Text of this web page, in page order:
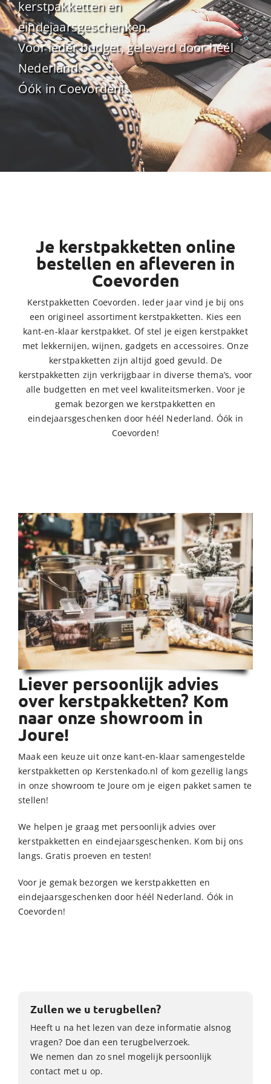
kerstpakketten en
eindejaarsgeschenken.
Voor ieder budget, geleverd door héél
Nederland.
Óók in Coevorden!
Je kerstpakketten online
bestellen en afleveren in
Coevorden
Kerstpakketten Coevorden. Ieder jaar vind je bij ons
een origineel assortiment kerstpakketten. Kies een
kant-en-klaar kerstpakket. Of stel je eigen kerstpakket
met lekkernijen, wijnen, gadgets en accessoires. Onze
kerstpakketten zijn altijd goed gevuld. De
kerstpakketten zijn verkrijgbaar in diverse thema’s, voor
alle budgetten en met veel kwaliteitsmerken. Voor je
gemak bezorgen we kerstpakketten en
eindejaarsgeschenken door héél Nederland. Óók in
Coevorden!
Liever persoonlijk advies
over kerstpakketten? Kom
naar onze showroom in
Joure!
Maak een keuze uit onze kant-en-klaar samengestelde
kerstpakketten op Kerstenkado.nl of kom gezellig langs
in onze showroom te Joure om je eigen pakket samen te
stellen!
We helpen je graag met persoonlijk advies over
kerstpakketten en eindejaarsgeschenken. Kom bij ons
langs. Gratis proeven en testen!
Voor je gemak bezorgen we kerstpakketten en
eindejaarsgeschenken door héél Nederland. Óók in
Coevorden!
Zullen we u terugbellen?
Heeft u na het lezen van deze informatie alsnog
vragen? Doe dan een terugbelverzoek.
We nemen dan zo snel mogelijk persoonlijk
contact met u op.